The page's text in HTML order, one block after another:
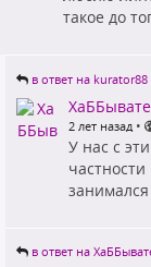
такое до
в ответ на kurator88
2 лет назад •
У нас с
в ответ на